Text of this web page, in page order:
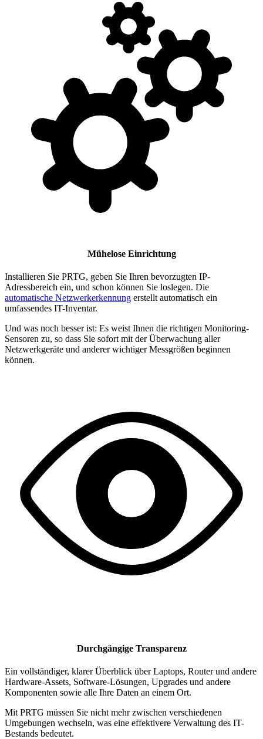
Mühelose Einrichtung
Installieren Sie PRTG, geben Sie Ihren bevorzugten IP-
Adressbereich ein, und schon können Sie loslegen. Die
automatische Netzwerkerkennung erstellt automatisch ein
umfassendes IT-Inventar.
Und was noch besser ist: Es weist Ihnen die richtigen Monitoring-
Sensoren zu, so dass Sie sofort mit der Überwachung aller
Netzwerkgeräte und anderer wichtiger Messgrößen beginnen
können.
Durchgängige Transparenz
Ein vollständiger, klarer Überblick über Laptops, Router und andere
Hardware-Assets, Software-Lösungen, Upgrades und andere
Komponenten sowie alle Ihre Daten an einem Ort.
Mit PRTG müssen Sie nicht mehr zwischen verschiedenen
Umgebungen wechseln, was eine effektivere Verwaltung des IT-
Bestands bedeutet.